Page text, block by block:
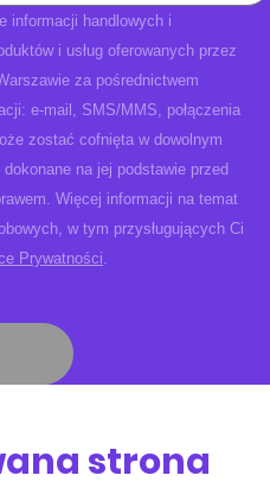
informacji handlowych i
i usług oferowanych przez
za pośrednictwem
e-mail, SMS/MMS, połączenia
zostać cofnięta w dowolnym
na jej podstawie przed
Więcej informacji na temat
w tym przysługujących Ci
Prywatności
strona